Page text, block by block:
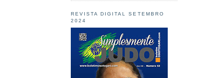
REVISTA DIGITAL SETEMBRO
2024